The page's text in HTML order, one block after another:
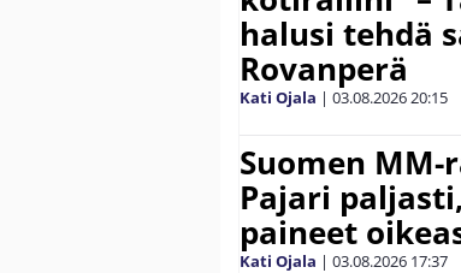
halusi tehdä
Rovanperä
Kati Ojala | 03.08.202620:15
Suomen
Pajari
paineet
Kati Ojala | 03.08.2026 17:37